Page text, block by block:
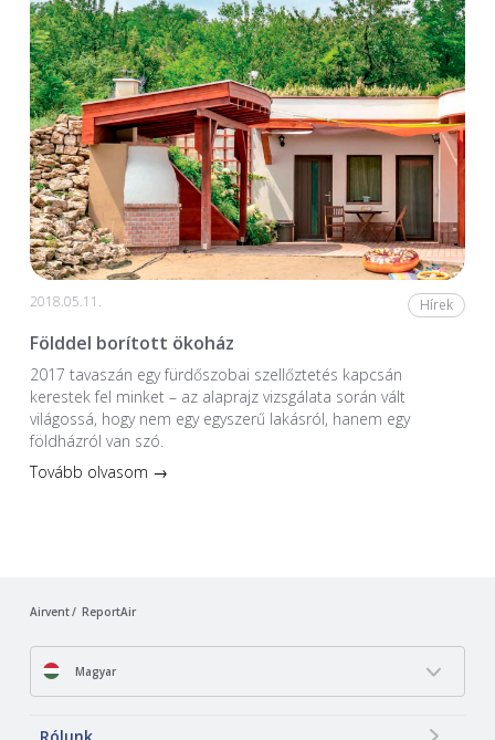
2018.05.11. Hírek
Földdel borított ökoház
2017 tavaszán egy fürdőszobai szellőztetés kapcsán
kerestek fel minket – az alaprajz vizsgálata során vált
világossá, hogy nem egy egyszerű lakásról, hanem egy
földházról van szó.
Tovább olvasom →
Airvent ReportAir
Magyar